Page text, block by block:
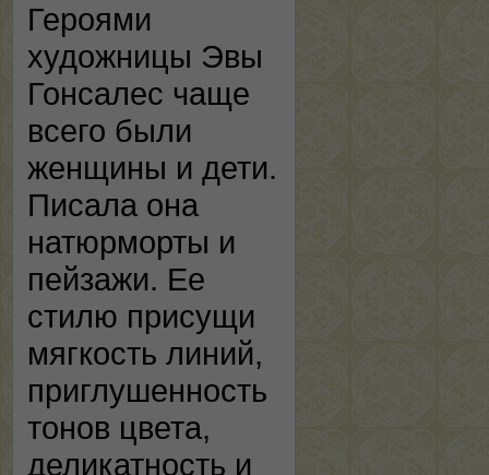
Героями
художницы Эвы
Гонсалес чаще
всего были
женщины и дети.
Писала она
натюрморты и
пейзажи. Ее
стилю присущи
мягкость линий,
приглушенность
тонов цвета,
деликатность и